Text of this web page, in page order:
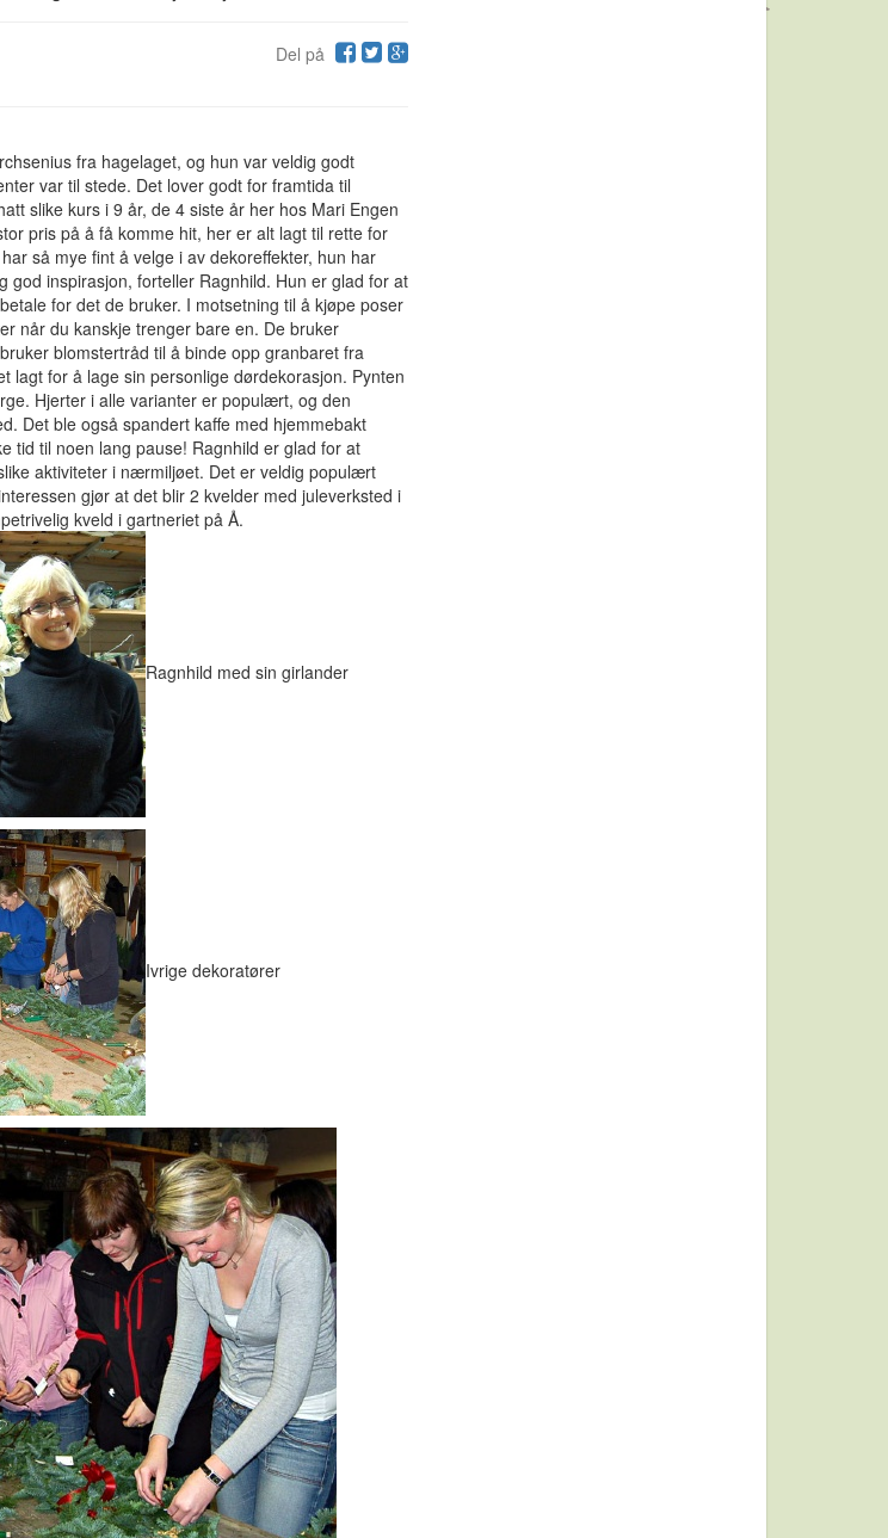
Del på
fra hagelaget, og hun var veldig godt
var til stede. Det lover godt for framtida til
slike kurs i 9 år, de 4 siste år her hos Mari Engen
pris på å få komme hit, her er alt lagt til rette for
så mye fint å velge i av dekoreffekter, hun har
god inspirasjon, forteller Ragnhild. Hun er glad for at
for det de bruker. I motsetning til å kjøpe poser
når du kanskje trenger bare en. De bruker
blomstertråd til å binde opp granbaret fra
lagt for å lage sin personlige dørdekorasjon. Pynten
Hjerter i alle varianter er populært, og den
Det ble også spandert kaffe med hjemmebakt
tid til noen lang pause! Ragnhild er glad for at
aktiviteter i nærmiljøet. Det er veldig populært
gjør at det blir 2 kvelder med juleverksted i
kveld i gartneriet på Å.
Ragnhild med sin girlander
Ivrige dekoratører